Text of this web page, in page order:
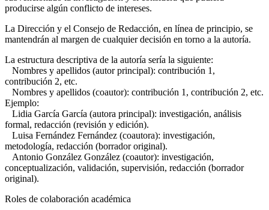
producirse algún conflicto de intereses.
La Dirección y el Consejo de Redacción, en línea de principio, se
mantendrán al margen de cualquier decisión en torno a la autoría.
La estructura descriptiva de la autoría sería la siguiente:
Nombres y apellidos (autor principal): contribución 1,
contribución 2, etc.
Nombres y apellidos (coautor): contribución 1, contribución 2, etc.
Ejemplo:
Lidia García García (autora principal): investigación, análisis
formal, redacción (revisión y edición).
Luisa Fernández Fernández (coautora): investigación,
metodología, redacción (borrador original).
Antonio González González (coautor): investigación,
conceptualización, validación, supervisión, redacción (borrador
original).
Roles de colaboración académica